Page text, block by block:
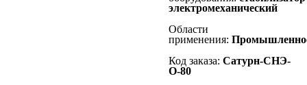
электромеханический
Области
применения:
Код заказа: Сатурн-СНЭ-
О-80